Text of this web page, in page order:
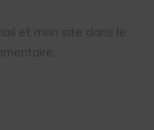
et mon site dans le